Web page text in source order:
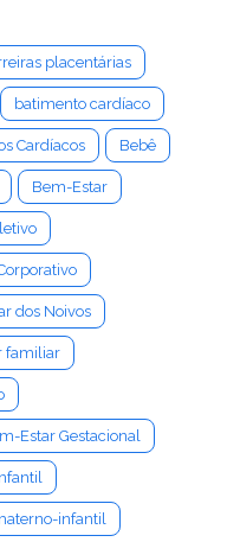
placentárias
batimento cardíaco
Cardíacos Bebê
Bem-Estar
dos Noivos
familiar
Estar Gestacional
infantil